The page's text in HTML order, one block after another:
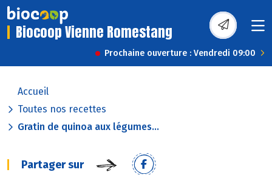
Biocoop Vienne Romestang
Prochaine ouverture : Vendredi 09:00
Accueil
Toutes nos recettes
Gratin de quinoa aux légumes...
Partager sur